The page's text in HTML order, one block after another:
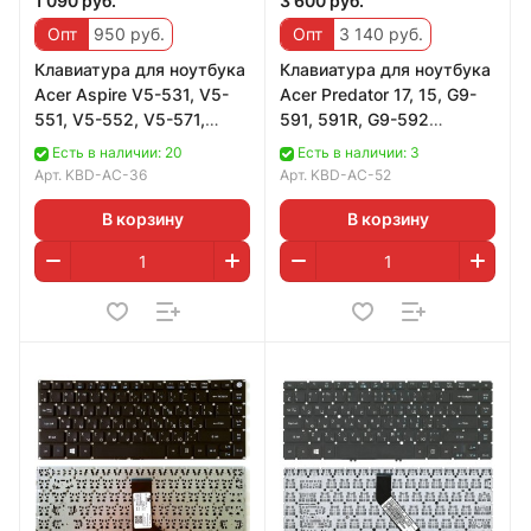
Опт
950 руб.
Клавиатура для ноутбука
Acer Aspire V5-531, V5-
551, V5-552, V5-571,
черная, с подсветкой
Есть в наличии: 20
Арт. KBD-AC-36
В корзину
Опт
3 140 руб.
Клавиатура для ноутбука
Acer Predator 17, 15, G9-
591, 591R, G9-592
черная, без рамки, с
подсветкой
Есть в наличии: 3
Арт. KBD-AC-52
В корзину